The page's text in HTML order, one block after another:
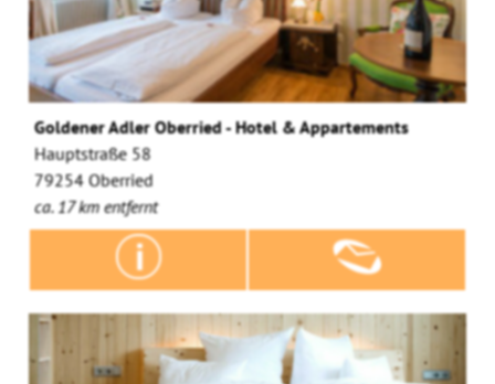
Goldener Adler Oberried - Hotel & Appartements
Hauptstraße 58
79254 Oberried
ca. 17 km entfernt